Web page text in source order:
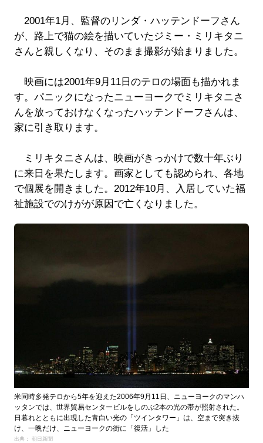
2001年1月、監督のリンダ・ハッテンドーフさん
が、路上で猫の絵を描いていたジミー・ミリキタニ
さんと親しくなり、そのまま撮影が始まりました。
映画には2001年9月11日のテロの場面も描かれま
す。パニックになったニューヨークでミリキタニさ
んを放っておけなくなったハッテンドーフさんは、
家に引き取ります。
ミリキタニさんは、映画がきっかけで数十年ぶり
に来日を果たします。画家としても認められ、各地
で個展を開きました。2012年10月、入居していた福
祉施設でのけがが原因で亡くなりました。
米同時多発テロから5年を迎えた2006年9月11日、ニューヨークのマンハ
ッタンでは、世界貿易センタービルをしのぶ2本の光の帯が照射された。
日暮れとともに出現した青白い光の「ツインタワー」は、空まで突き抜
け、一晩だけ、ニューヨークの街に「復活」した
出典： 朝日新聞